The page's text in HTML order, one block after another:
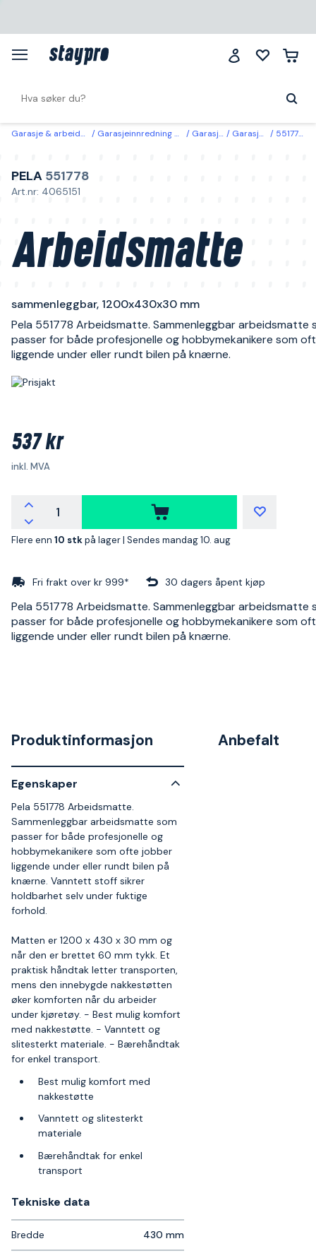
Garasje & arbeidsplass Garasjeinnredning & oppbevaring Garasjeinnredning Garasjegulv & avlastningsmatter 551778 PELA Arbeidsmatte sammenleggbar, 1200x430x30 mm
PELA 551778
Art.nr: 4065151
Arbeidsmatte
sammenleggbar, 1200x430x30 mm
Pela 551778 Arbeidsmatte. Sammenleggbar arbeidsmatte
passer for både profesjonelle og hobbymekanikere som
liggende under eller rundt bilen på knærne.
537 kr
inkl. MVA
Flere enn 10 stkpå lager | Sendes mandag 10. aug
Fri frakt over kr 999* 30 dagers åpent kjøp
Pela 551778 Arbeidsmatte. Sammenleggbar arbeidsmatte
passer for både profesjonelle og hobbymekanikere som
liggende under eller rundt bilen på knærne.
Produktinformasjon
Egenskaper
Pela 551778 Arbeidsmatte.
Sammenleggbar arbeidsmatte som
passer for både profesjonelle og
hobbymekanikere som ofte jobber
liggende under eller rundt bilen på
knærne. Vanntett stoff sikrer
holdbarhet selv under fuktige
forhold.
Matten er 1200 x 430 x 30 mm og
når den er brettet 60 mm tykk. Et
praktisk håndtak letter transporten,
mens den innebygde nakkestøtten
øker komforten når du arbeider
under kjøretøy. - Best mulig komfort
med nakkestøtte. - Vanntett og
slitesterkt materiale. - Bærehåndtak
for enkel transport.
Best mulig komfort med
nakkestøtte
Vanntett og slitesterkt
materiale
Bærehåndtak for enkel
transport
Tekniske data​
Bredde 430 mm
Anbefalt